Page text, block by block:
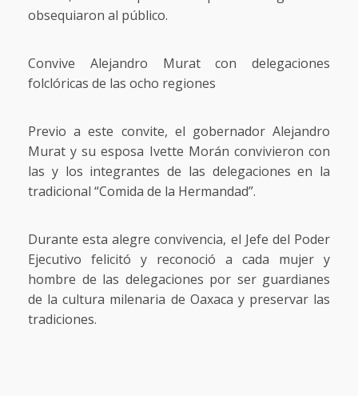
obsequiaron al público.
Convive Alejandro Murat con delegaciones
folclóricas de las ocho regiones
Previo a este convite, el gobernador Alejandro
Murat y su esposa Ivette Morán convivieron con
las y los integrantes de las delegaciones en la
tradicional “Comida de la Hermandad”.
Durante esta alegre convivencia, el Jefe del Poder
Ejecutivo felicitó y reconoció a cada mujer y
hombre de las delegaciones por ser guardianes
de la cultura milenaria de Oaxaca y preservar las
tradiciones.